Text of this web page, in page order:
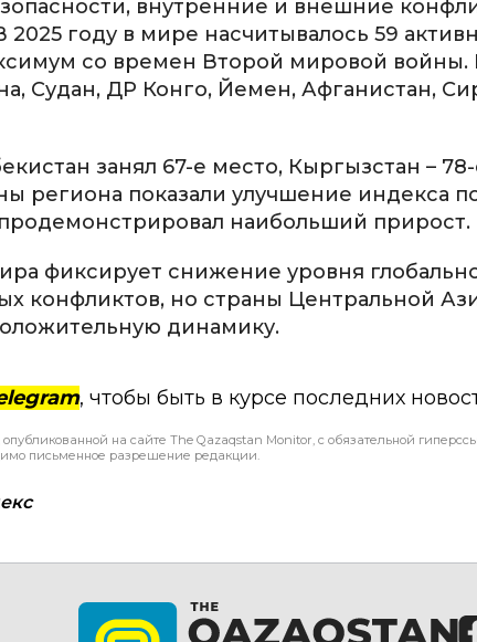
внутренние и внешние
году в мире насчитывалось 59
со времен Второй мировой
Судан, ДР Конго, Йемен, Афганистан,
занял 67-е место, Кыргызстан –
региона показали улучшение индекса
наибольший прирост.
фиксирует снижение уровня
конфликтов, но страны Центральной
динамику.
, чтобы быть в курсе последних
опубликованной на сайте The Qazaqstan Monitor, с обязательной
письменное разрешение редакции.